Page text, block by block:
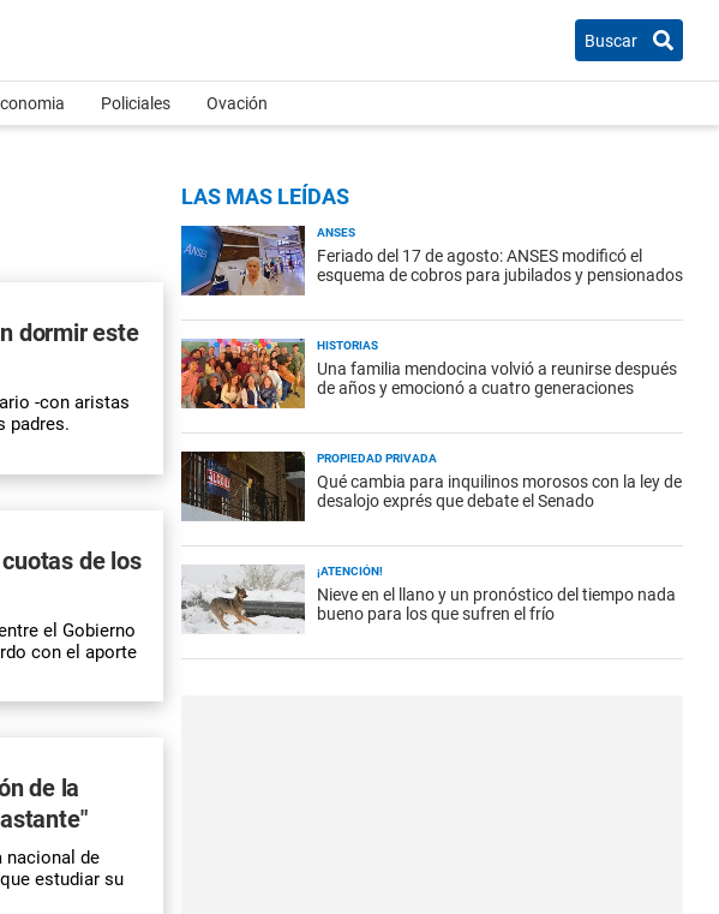
Buscar
Policiales Ovación
dormir este
-con aristas
padres.
de los
el Gobierno
con el aporte
de la
nacional de
estudiar su
LAS MAS LEÍDAS
ANSES
Feriado del 17 de agosto: ANSES modificó el
esquema de cobros para jubilados y pensionados
HISTORIAS
Una familia mendocina volvió a reunirse después
de años y emocionó a cuatro generaciones
PROPIEDAD PRIVADA
Qué cambia para inquilinos morosos con la ley de
desalojo exprés que debate el Senado
¡ATENCIÓN!
Nieve en el llano y un pronóstico del tiempo nada
bueno para los que sufren el frío